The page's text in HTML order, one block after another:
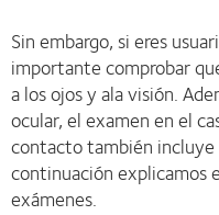
Sin embargo, si eres
importante comprobar
a los ojos y ala visión.
ocular, el examen en el
contacto también incluye
continuación explicamos
exámenes.